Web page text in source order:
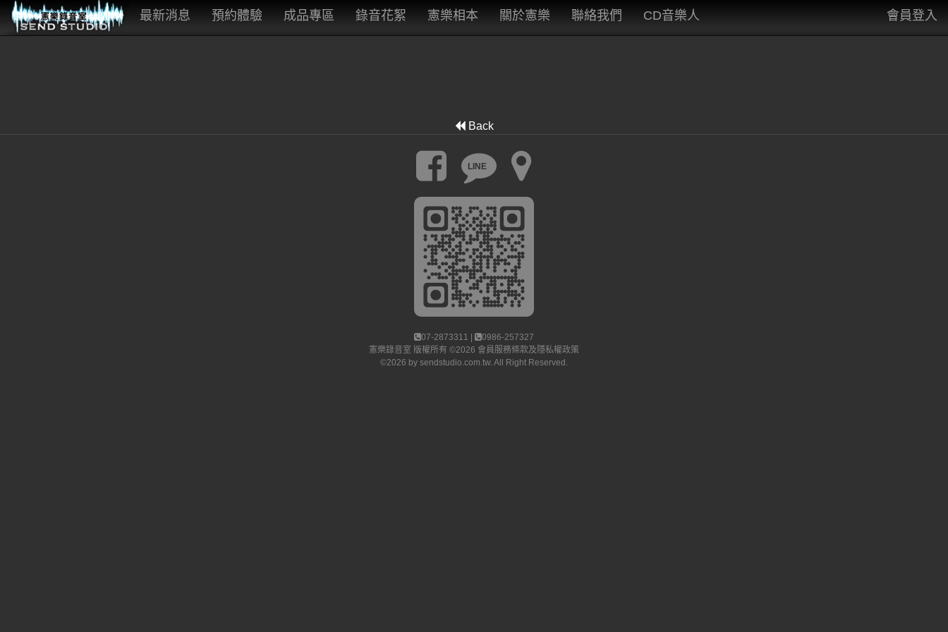
最新消息 預約體驗 成品專區 錄音花絮 憲樂相本 關於憲樂 聯絡我們 CD音樂人 會員登入
Back
LINE
07-2873311 |
0986-257327
憲樂錄音室 版權所有 ©2026 會員服務條款及隱私權政策
©2026 by sendstudio.com.tw. All Right Reserved.